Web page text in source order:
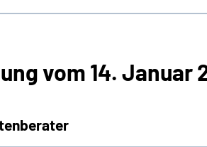
vom 14. Januar